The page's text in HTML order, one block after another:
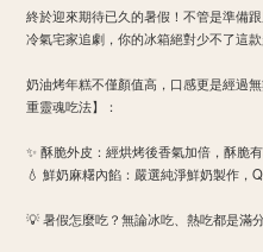
終於迎來期待已久的暑假！不管是準備
冷氣宅家追劇，你的冰箱絕對少不了這款
奶油烤年糕不僅顏值高，口感更是經過
重靈魂吃法】：
​✨ 酥脆外皮：經烘烤後香氣加倍，酥脆有
​💧 鮮奶麻糬內餡：嚴選純淨鮮奶製作，
​💡 暑假怎麼吃？無論冰吃、熱吃都是滿